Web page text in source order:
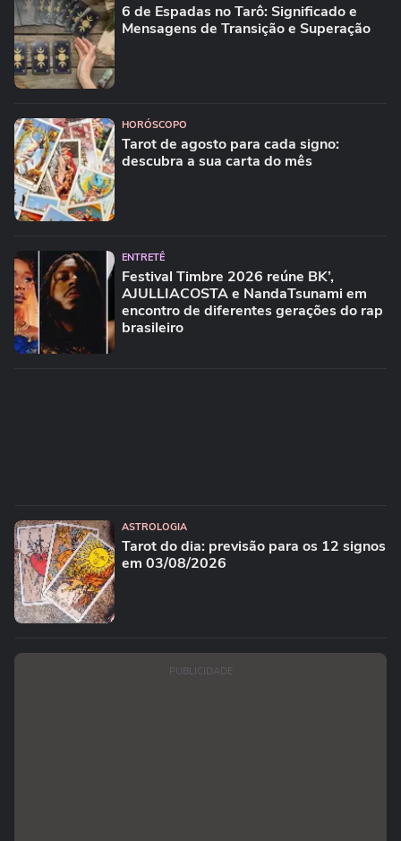
6 de Espadas no Tarô: Significado e
Mensagens de Transição e Superação
HORÓSCOPO
Tarot de agosto para cada signo:
descubra a sua carta do mês
ENTRETÊ
Festival Timbre 2026 reúne BK’,
AJULLIACOSTA e NandaTsunami em
encontro de diferentes gerações do rap
brasileiro
ASTROLOGIA
Tarot do dia: previsão para os 12 signos
em 03/08/2026
PUBLICIDADE